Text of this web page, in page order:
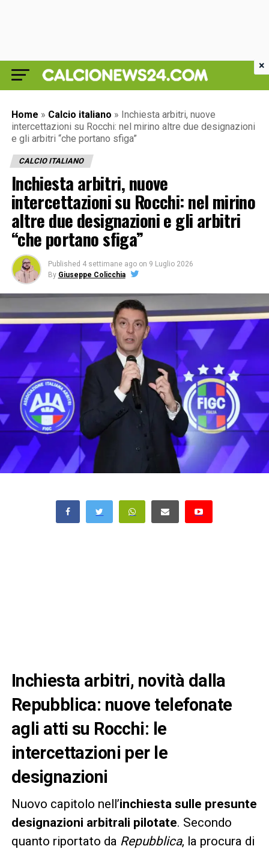
Home » Calcio italiano » Inchiesta arbitri, nuove
intercettazioni su Rocchi: nel mirino altre due designazioni
e gli arbitri “che portano sfiga”
CALCIO ITALIANO
Inchiesta arbitri, nuove
intercettazioni su Rocchi: nel mirino
altre due designazioni e gli arbitri
“che portano sfiga”
Published 4 settimane ago on 9 Luglio 2026
By Giuseppe Colicchia
Inchiesta arbitri, novità dalla
Repubblica: nuove telefonate
agli atti su Rocchi: le
intercettazioni per le
designazioni
Nuovo capitolo nell’inchiesta sulle presunte
designazioni arbitrali pilotate. Secondo
quanto riportato da Repubblica, la procura di
×